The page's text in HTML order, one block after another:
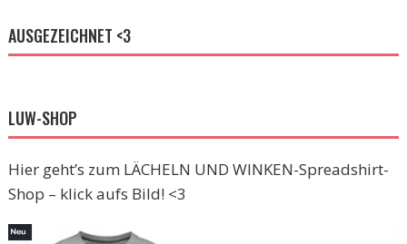
AUSGEZEICHNET <3
LUW-SHOP
Hier geht’s zum LÄCHELN UND WINKEN-Spreadshirt-
Shop – klick aufs Bild! <3